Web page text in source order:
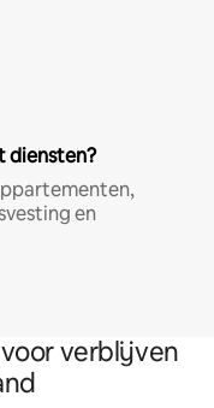
diensten?
en
verblijven